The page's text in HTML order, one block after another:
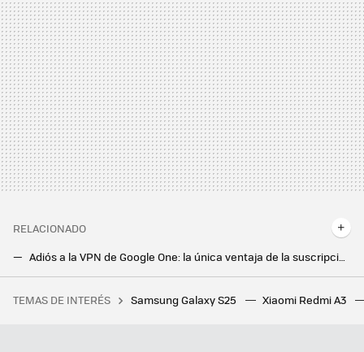
RELACIONADO
Adiós a la VPN de Google One: la única ventaja de la suscripción de Google es el almacenamiento extra y nada más
Cómo usar un VPN en tu Android TV, qué debes tener en cuenta y los mejores VPN que puedes descargar
Sony por fin confirma los precios regionales en PlayStation Store para Latinoamérica, pero los jugadores mexicanos están decepcionados
TEMAS DE INTERÉS Samsung Galaxy S25 Xiaomi Redmi A3